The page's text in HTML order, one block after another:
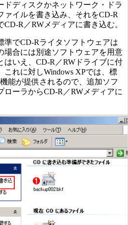
ドディスクかネットワーク・ドラ
ァイルを書き込み、それをCD-R
R／RWメディアに書き込む。
準でCD-Rライタソフトウェアは
場合には別途ソフトウェアを用意
はいえ、CD-R／RWドライブに付
これに対しWindows XPでは、標
能が提供されるので、追加ソフ
ローラからCD-R／RWメディアに